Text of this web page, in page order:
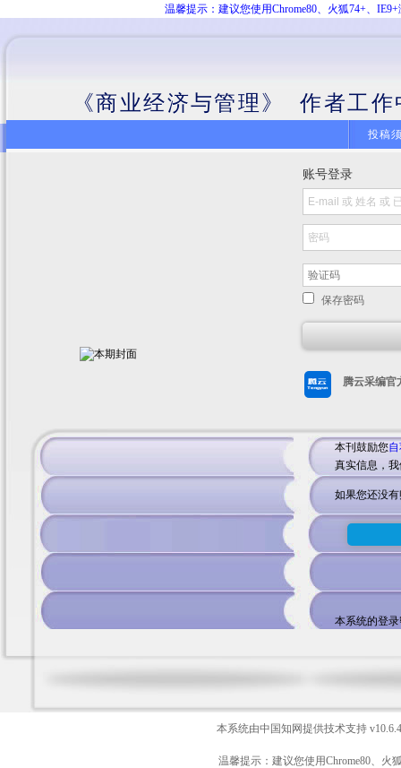
温馨提示：建议您使用Chrome80、火狐74+、
《商业经济与管理》 作者工作
投稿
账号登录
保存密码
腾云采编官
本刊鼓励您
真实信息，
如果您还没
本系统的登
本系统由中国知网提供技术支持
温馨提示：建议您使用Chrome80、火